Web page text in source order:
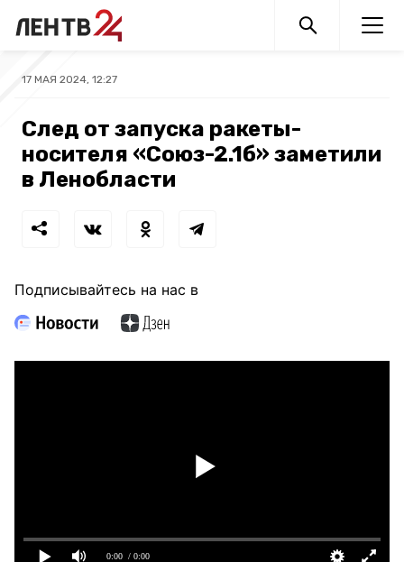
17 МАЯ 2024, 12:27
След от запуска ракеты-
носителя «Союз-2.1б» заметили
в Ленобласти
Подписывайтесь на нас в
0:00 / 0:00